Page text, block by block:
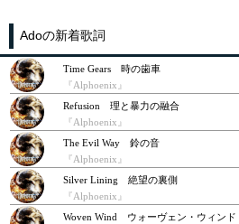
Adoの新着歌詞
Time Gears 時の歯車
『Alphoenix』
Refusion 理と暴力の融合
『Alphoenix』
The Evil Way 鈴の音
『Alphoenix』
Silver Lining 絶望の裏側
『Alphoenix』
Woven Wind ウォーヴェン・ウィンド